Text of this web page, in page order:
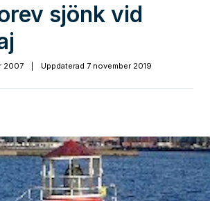
sjönk vid
2007 Uppdaterad 7 november 2019